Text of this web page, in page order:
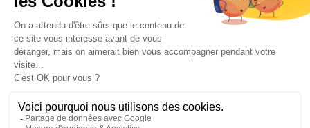
Votre adresse e-mail est uniquement utilisée pour
vous envoyer les lettres d'information de la Mairie de
Saint-Aubin-sur-Mer. Vous pouvez à tout moment
utiliser le lien de désabonnement intégré dans la
newsletter. Consultez notrepolitique de
confidentialité